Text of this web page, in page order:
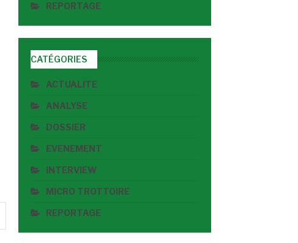
REPORTAGE
CATÉGORIES
ACTUALITE
ANALYSE
DOSSIER
EVENEMENT
INTERVIEW
MICRO TROTTOIRE
REPORTAGE